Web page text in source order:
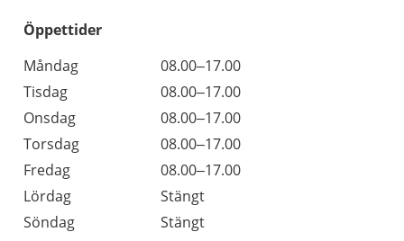
Öppettider
Dag
Öppettider
Kommentarer
Måndag
08.00–17.00
Tisdag
08.00–17.00
Onsdag
08.00–17.00
Torsdag
08.00–17.00
Fredag
08.00–17.00
Lördag
Stängt
Söndag
Stängt